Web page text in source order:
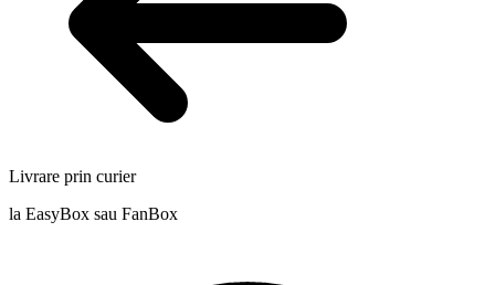
Livrare prin curier
la EasyBox sau FanBox